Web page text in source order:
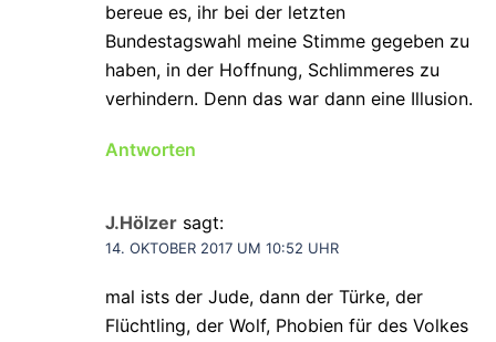
bereue es, ihr bei der letzten
Bundestagswahl meine Stimme gegeben zu
haben, in der Hoffnung, Schlimmeres zu
verhindern. Denn das war dann eine Illusion.
Antworten
J.Hölzer sagt:
14. OKTOBER 2017 UM 10:52 UHR
mal ists der Jude, dann der Türke, der
Flüchtling, der Wolf, Phobien für des Volkes